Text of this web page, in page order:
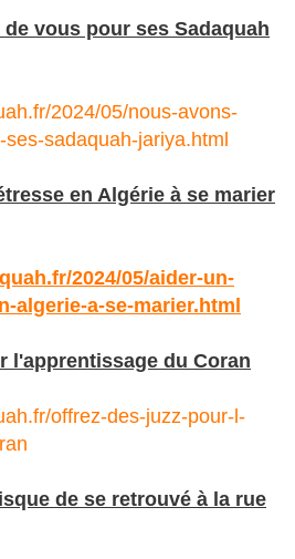
vous pour ses Sadaquah
2024/05/nous-avons-
sadaquah-jariya.html
en Algérie à se marier
2024/05/aider-un-
algerie-a-se-marier.html
l'apprentissage du Coran
offrez-des-juzz-pour-l-
de se retrouvé à la rue